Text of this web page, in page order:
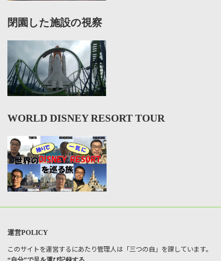
閉園した施設の視察
WORLD DISNEY RESORT TOUR
運営POLICY
このサイトを運営するにあたり管理人は「三つの自」を課しています。